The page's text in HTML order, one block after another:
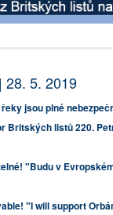
28. 5. 2019
jsou plné
Britských listů 220.
"Budu v
"I will support